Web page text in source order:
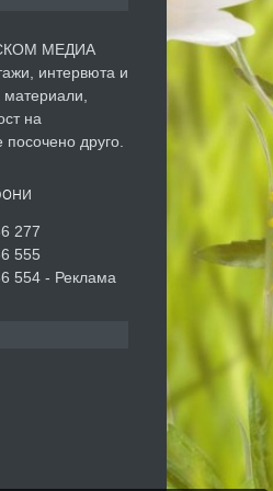
МЕДИА
интервюта и
на
друго.
277
555
554 - Реклама